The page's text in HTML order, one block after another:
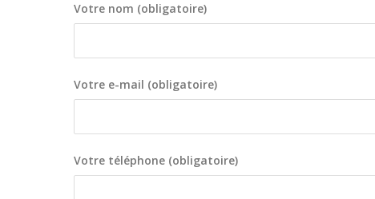
Votre nom (obligatoire)
Votre e-mail (obligatoire)
Votre téléphone (obligatoire)